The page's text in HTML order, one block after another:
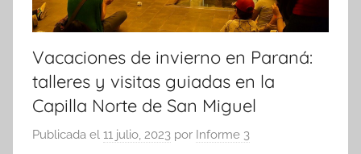
Vacaciones de invierno en Paraná:
talleres y visitas guiadas en la
Capilla Norte de San Miguel
Publicada el 11 julio, 2023 por Informe 3